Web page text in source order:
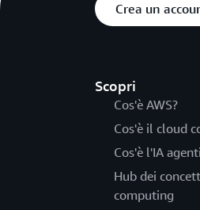
Crea un
Scopri
Cos'è AWS?
Cos'è il cloud
Cos'è l'IA
Hub dei
computing